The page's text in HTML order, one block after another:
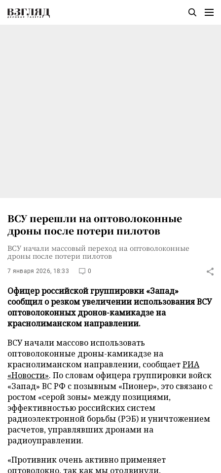
ВСУ перешли на оптоволоконные
дроны после потери пилотов
ВСУ начали массовый переход на оптоволоконные
дроны после потери пилотов
7 января 2026, 18:33 0
Офицер российской группировки «Запад»
сообщил о резком увеличении использования ВСУ
оптоволоконных дронов-камикадзе на
краснолиманском направлении.
ВСУ начали массово использовать
оптоволоконные дроны-камикадзе на
краснолиманском направлении, сообщаетРИА
«Новости». По словам офицера группировки войск
«Запад» ВС РФ с позывным «Пионер», это связано с
ростом «серой зоны» между позициями,
эффективностью российских систем
радиоэлектронной борьбы (РЭБ) и уничтожением
расчетов, управлявших дронами на
радиоуправлении.
«Противник очень активно применяет
оптоволокно, так как мы отодвинули,